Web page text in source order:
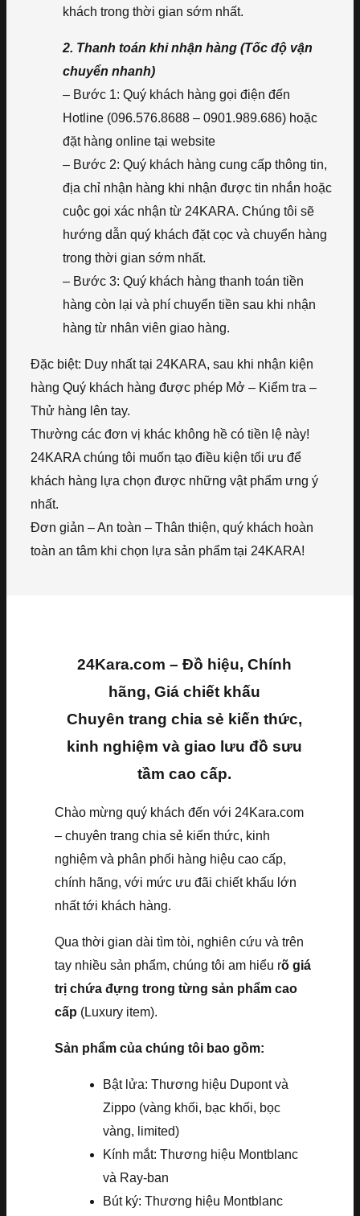
khách trong thời gian sớm nhất.
2. Thanh toán khi nhận hàng (Tốc độ vận
chuyển nhanh)
– Bước 1: Quý khách hàng gọi điện đến
Hotline (096.576.8688 – 0901.989.686) hoặc
đặt hàng online tại website
– Bước 2: Quý khách hàng cung cấp thông tin,
địa chỉ nhận hàng khi nhận được tin nhắn hoặc
cuộc gọi xác nhận từ 24KARA. Chúng tôi sẽ
hướng dẫn quý khách đặt cọc và chuyển hàng
trong thời gian sớm nhất.
– Bước 3: Quý khách hàng thanh toán tiền
hàng còn lại và phí chuyển tiền sau khi nhận
hàng từ nhân viên giao hàng.
Đặc biệt: Duy nhất tại 24KARA, sau khi nhận kiện
hàng Quý khách hàng được phép Mở – Kiểm tra –
Thử hàng lên tay.
Thường các đơn vị khác không hề có tiền lệ này!
24KARA chúng tôi muốn tạo điều kiện tối ưu để
khách hàng lựa chọn được những vật phẩm ưng ý
nhất.
Đơn giản – An toàn – Thân thiện, quý khách hoàn
toàn an tâm khi chọn lựa sản phẩm tại 24KARA!
24Kara.com – Đồ hiệu, Chính
hãng, Giá chiết khấu
Chuyên trang chia sẻ kiến thức,
kinh nghiệm và giao lưu đồ sưu
tầm cao cấp.
Chào mừng quý khách đến với 24Kara.com
– chuyên trang chia sẻ kiến thức, kinh
nghiệm và phân phối hàng hiệu cao cấp,
chính hãng, với mức ưu đãi chiết khấu lớn
nhất tới khách hàng.
Qua thời gian dài tìm tòi, nghiên cứu và trên
tay nhiều sản phẩm, chúng tôi am hiểu rõ giá
trị chứa đựng trong từng sản phẩm cao
cấp (Luxury item).
Sản phẩm của chúng tôi bao gồm:
Bật lửa: Thương hiệu Dupont và
Zippo (vàng khối, bạc khối, bọc
vàng, limited)
Kính mắt: Thương hiệu Montblanc
và Ray-ban
Bút ký: Thương hiệu Montblanc